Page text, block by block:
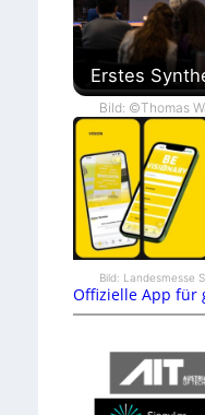
Erstes
Bild: ©Thomas
Bild: Landesmesse
Offizielle App für